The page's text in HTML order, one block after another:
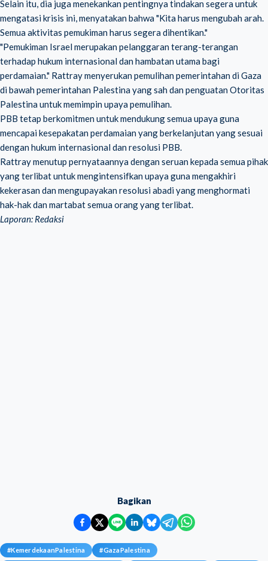
Selain itu, dia juga menekankan pentingnya tindakan segera untuk
mengatasi krisis ini, menyatakan bahwa "Kita harus mengubah arah.
Semua aktivitas pemukiman harus segera dihentikan."
"Pemukiman Israel merupakan pelanggaran terang-terangan
terhadap hukum internasional dan hambatan utama bagi
perdamaian." Rattray menyerukan pemulihan pemerintahan di Gaza
di bawah pemerintahan Palestina yang sah dan penguatan Otoritas
Palestina untuk memimpin upaya pemulihan.
PBB tetap berkomitmen untuk mendukung semua upaya guna
mencapai kesepakatan perdamaian yang berkelanjutan yang sesuai
dengan hukum internasional dan resolusi PBB.
Rattray menutup pernyataannya dengan seruan kepada semua pihak
yang terlibat untuk mengintensifkan upaya guna mengakhiri
kekerasan dan mengupayakan resolusi abadi yang menghormati
hak-hak dan martabat semua orang yang terlibat.
Laporan: Redaksi
Bagikan
#KemerdekaanPalestina #GazaPalestina